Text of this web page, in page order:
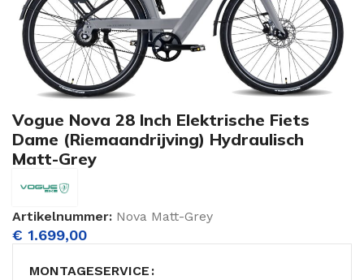
Vogue Nova 28 Inch Elektrische Fiets
Dame (Riemaandrijving) Hydraulisch
Matt-Grey
Artikelnummer: Nova Matt-Grey
€ 1.699,00
MONTAGESERVICE